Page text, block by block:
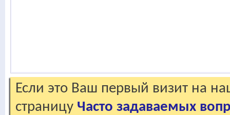
Если это Ваш первый визит на
страницу Часто задаваемых